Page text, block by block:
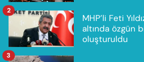
MHP’li Feti
altında özgün
oluşturuldu
2
3